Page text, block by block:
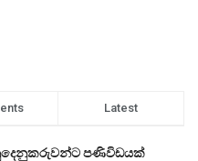
Latest
පණිවිඩයක්